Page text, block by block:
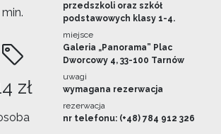
min.
zł
przedszkoli oraz szkół
podstawowych klasy 1-4.
miejsce
Galeria „Panorama” Plac
Dworcowy 4, 33-100 Tarnów
uwagi
wymagana rezerwacja
rezerwacja
nr telefonu: (+48) 784 912 326